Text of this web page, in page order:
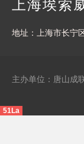
地址：上海市长宁
主办单位：唐山成
51La